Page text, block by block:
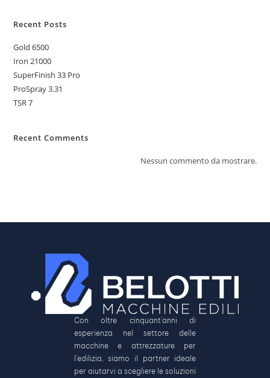
Recent Posts
Gold 6500
Iron 21000
SuperFinish 33 Pro
ProSpray 3.31
TSR 7
Recent Comments
Nessun commento da mostrare.
Con oltre cinquant’anni di
esperienza nel settore delle
macchine e attrezzature per
l’edilizia, siamo il partner ideale
per aiutarvi a scegliere le soluzioni